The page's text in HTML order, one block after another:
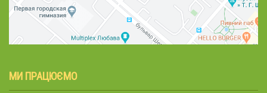
МИ ПРАЦЮЄМО